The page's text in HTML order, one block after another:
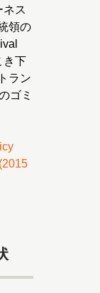
ス
領の
き下
ラン
ゴミ